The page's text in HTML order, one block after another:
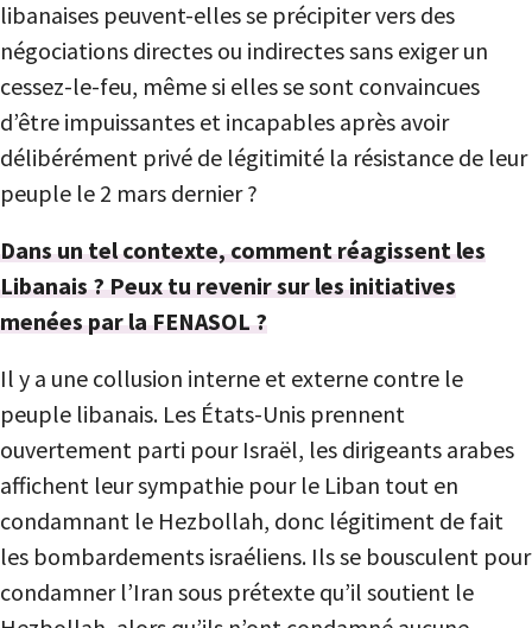
libanaises peuvent-elles se précipiter vers des
négociations directes ou indirectes sans exiger un
cessez-le-feu, même si elles se sont convaincues
d’être impuissantes et incapables après avoir
délibérément privé de légitimité la résistance de leur
peuple le 2 mars dernier ?
Dans un tel contexte, comment réagissent les
Libanais ? Peux tu revenir sur les initiatives
menées par la FENASOL ?
Il y a une collusion interne et externe contre le
peuple libanais. Les États-Unis prennent
ouvertement parti pour Israël, les dirigeants arabes
affichent leur sympathie pour le Liban tout en
condamnant le Hezbollah, donc légitiment de fait
les bombardements israéliens. Ils se bousculent pour
condamner l’Iran sous prétexte qu’il soutient le